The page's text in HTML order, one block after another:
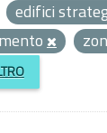
edifici